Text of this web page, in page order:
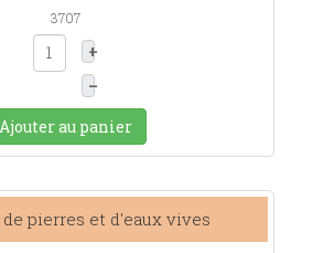
3707
+
–
Ajouter au panier